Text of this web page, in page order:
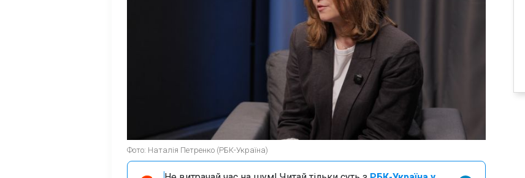
Фото: Наталія Петренко (РБК-Україна)